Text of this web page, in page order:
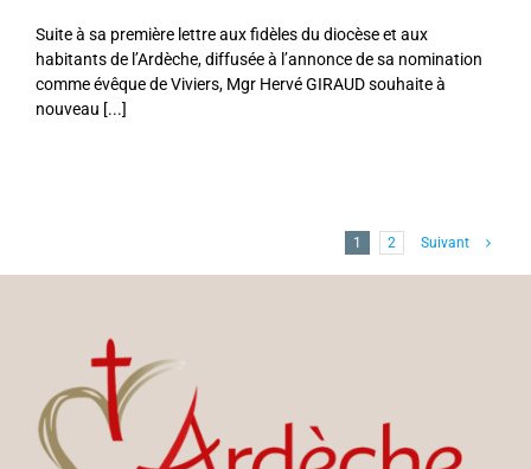
Suite à sa première lettre aux fidèles du diocèse et aux
habitants de l’Ardèche, diffusée à l’annonce de sa nomination
comme évêque de Viviers, Mgr Hervé GIRAUD souhaite à
nouveau [...]
1 2 Suivant